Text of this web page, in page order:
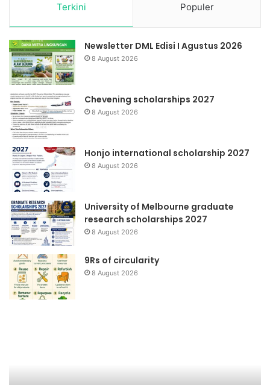
Terkini Populer
Newsletter DML Edisi I Agustus 2026
8 August 2026
Chevening scholarships 2027
8 August 2026
Honjo international scholarship 2027
8 August 2026
University of Melbourne graduate
research scholarships 2027
8 August 2026
9Rs of circularity
8 August 2026